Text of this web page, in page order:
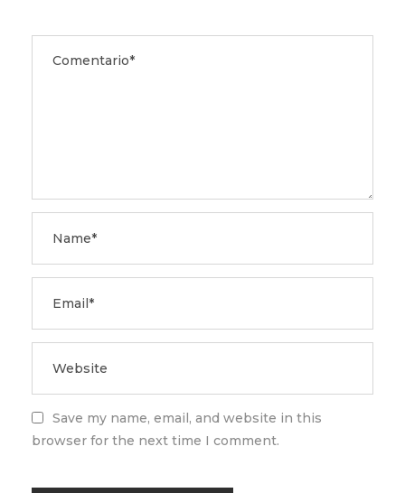
Save my name, email, and website in this
browser for the next time I comment.